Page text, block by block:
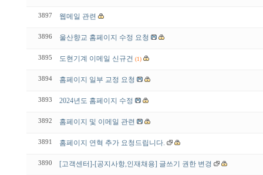
3897 웹메일 관련
3896 울산향교 홈페이지 수정 요청
3895 도현기계 이메일 신규건 (1)
3894 홈페이지 일부 교정 요청
3893 2024년도 홈페이지 수정
3892 홈페이지 및 이메일 관련
3891 홈페이지 연혁 추가 요청드립니다.
3890 [고객센터]-[공지사항,인재채용] 글쓰기 권한 변경